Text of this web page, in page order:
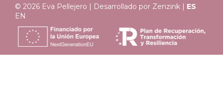
© 2026 Eva Pellejero | Desarrollado por Zenzink
ES
EN